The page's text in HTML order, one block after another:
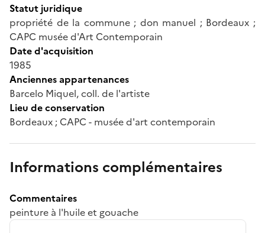
Statut juridique
propriété de la commune ; don manuel ; Bordeaux ;
CAPC musée d'Art Contemporain
Date d'acquisition
1985
Anciennes appartenances
Barcelo Miquel, coll. de l'artiste
Lieu de conservation
Bordeaux ; CAPC - musée d'art contemporain
Informations complémentaires
Commentaires
peinture à l'huile et gouache